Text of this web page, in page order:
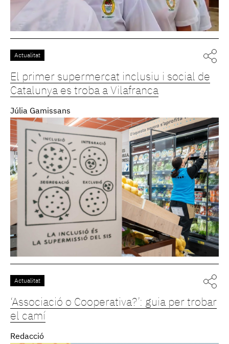
Actualitat
El primer supermercat inclusiu i social de
Catalunya es troba a Vilafranca
Júlia Gamissans
Actualitat
‘Associació o Cooperativa?’: guia per trobar
el camí
Redacció